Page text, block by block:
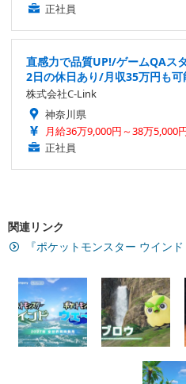
正社員
直感力で品質UP!/ゲームQAス
2日の休日あり/月収35万円も可
株式会社C-Link
神奈川県
月給36万9,000円～38万5,000
正社員
関連リンク
『ポケットモンスター ウイン